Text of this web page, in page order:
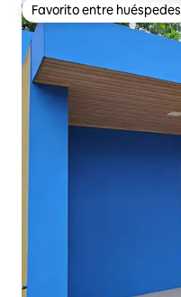
Favorito entre huéspedes
Favorito entre huéspedes